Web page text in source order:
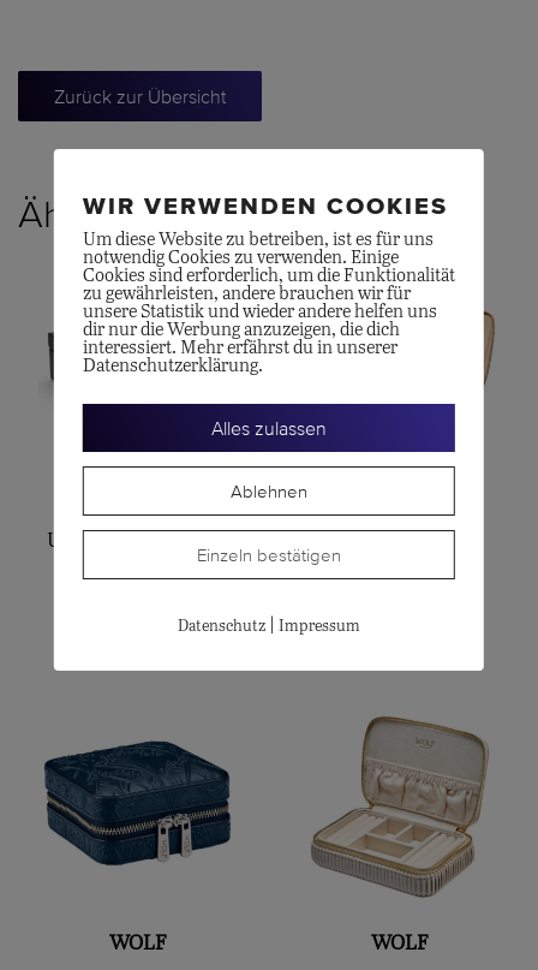
Zurück zur Übersicht
Ähnliche Produkte
Uhrenschatulle für 8
Uhren
420.00
Reissverschluss
CHF
WOLF
WOLF
WIR VERWENDEN COOKIES
Um diese Website zu betreiben, ist es für uns
notwendig Cookies zu verwenden. Einige
Cookies sind erforderlich, um die Funktionalität
zu gewährleisten, andere brauchen wir für
unsere Statistik und wieder andere helfen uns
dir nur die Werbung anzuzeigen, die dich
interessiert. Mehr erfährst du in unserer
Datenschutzerklärung.
Alles zulassen
Ablehnen
Einzeln bestätigen
Datenschutz| Impressum